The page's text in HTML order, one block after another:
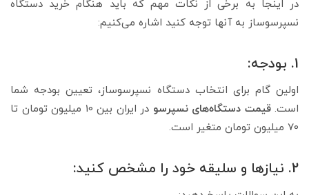
در اینجا به برخی از نکات مهم که باید هنگام خرید دستگاه
نسپرسوساز به آنها توجه کنید اشاره می‌کنیم:
1. بودجه:
اولین گام برای انتخاب دستگاه نسپرسوساز، تعیین بودجه شما
است.قیمت دستگاه‌های نسپرسو
در ایران بین 10 میلیون تومان تا
70 میلیون تومان متغیر است.
2. نیازها و سلیقه خود را مشخص کنید: